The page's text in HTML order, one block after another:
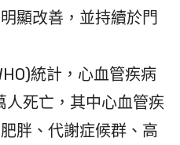
顯改善，並持續於門
統計，心血管疾病
人死亡，其中心血管疾
胖、代謝症候群、高